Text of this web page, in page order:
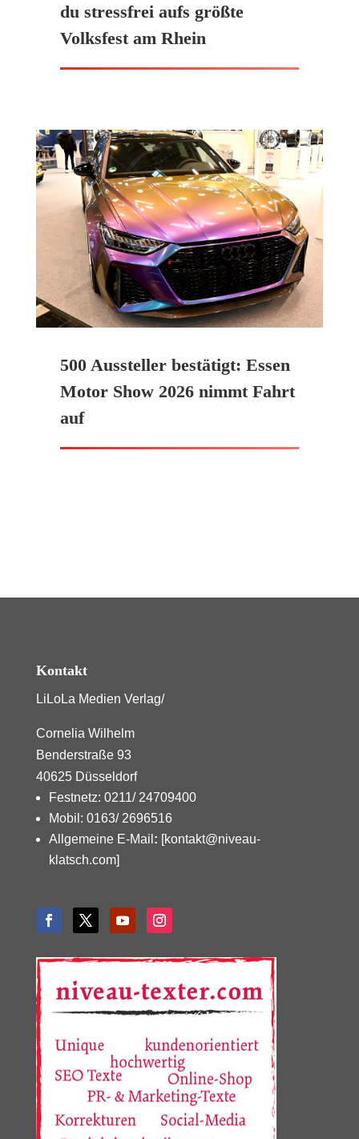
du stressfrei aufs größte
Volksfest am Rhein
500 Aussteller bestätigt: Essen
Motor Show 2026 nimmt Fahrt
auf
Kontakt
LiLoLa Medien Verlag/
Cornelia Wilhelm
Benderstraße 93
40625 Düsseldorf
Festnetz: 0211/ 24709400
Mobil: 0163/ 2696516
Allgemeine E-Mail : [kontakt@niveau-
klatsch.com]